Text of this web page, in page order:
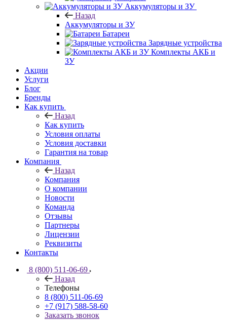
Аккумуляторы и ЗУ
Назад
Аккумуляторы и ЗУ
Батареи
Зарядные устройства
Комплекты АКБ и
ЗУ
Акции
Услуги
Блог
Бренды
Как купить
Назад
Как купить
Условия оплаты
Условия доставки
Гарантия на товар
Компания
Назад
Компания
О компании
Новости
Команда
Отзывы
Партнеры
Лицензии
Реквизиты
Контакты
8 (800) 511-06-69
Назад
Телефоны
8 (800) 511-06-69
+7 (917) 588-58-60
Заказать звонок